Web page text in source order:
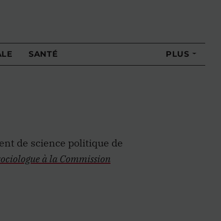
SANTÉ PLUS
de science politique de
à la Commission